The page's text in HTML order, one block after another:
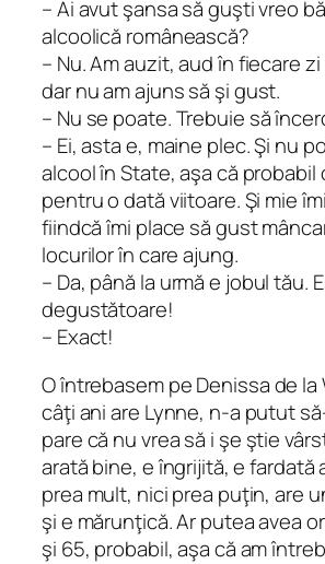
– Ai avut şansa să guşti vreo
alcoolică românească?
– Nu. Am auzit, aud în fiecare zi
dar nu am ajuns să şi gust.
– Nu se poate. Trebuie să
– Ei, asta e, maine plec. Şi nu
alcool în State, aşa că probabil
pentru o dată viitoare. Şi mie
fiindcă îmi place să gust
locurilor în care ajung.
– Da, până la urmă e jobul tău.
degustătoare!
– Exact!
O întrebasem pe Denissa de la
câţi ani are Lynne, n-a putut
pare că nu vrea să i şe ştie
arată bine, e îngrijită, e fardată
prea mult, nici prea puţin, are
şi e mărunţică. Ar putea avea
şi 65, probabil, aşa că am